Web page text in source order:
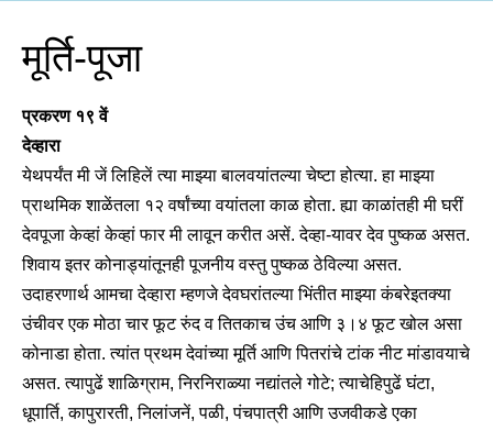
मूर्ति-पूजा
प्रकरण १९ वें
देव्हारा
येथपर्यंत मी जें लिहिलें त्या माझ्या बालवयांतल्या चेष्टा होत्या. हा माझ्या
प्राथमिक शाळेंतला १२ वर्षांच्या वयांतला काळ होता. ह्या काळांतही मी घरीं
देवपूजा केव्हां केव्हां फार मी लावून करीत असें. देव्हा-यावर देव पुष्कळ असत.
शिवाय इतर कोनाड्यांतूनही पूजनीय वस्तु पुष्कळ ठेविल्या असत.
उदाहरणार्थ आमचा देव्हारा म्हणजे देवघरांतल्या भिंतीत माझ्या कंबरेइतक्या
उंचीवर एक मोठा चार फूट रुंद व तितकाच उंच आणि ३।४ फूट खोल असा
कोनाडा होता. त्यांत प्रथम देवांच्या मूर्ति आणि पितरांचे टांक नीट मांडावयाचे
असत. त्यापुढें शाळिग्राम, निरनिराळ्या नद्यांतले गोटे; त्याचेहिपुढें घंटा,
धूपार्ति, कापुरारती, निलांजनें, पळी, पंचपात्री आणि उजवीकडे एका